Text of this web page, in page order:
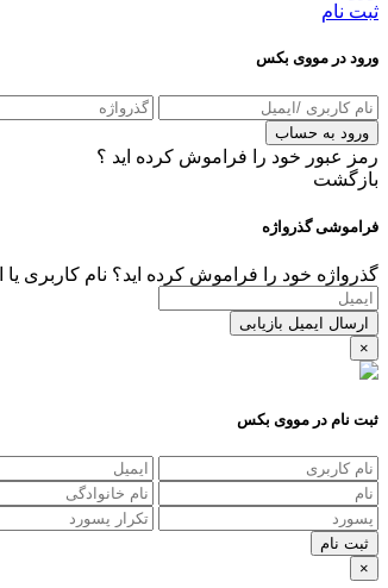
ثبت نام
ورود در مووی بکس
ورود به حساب
رمز عبور خود را فراموش کرده اید ؟
بازگشت
فراموشی گذرواژه
گذرواژه خود را فراموش کرده اید؟ نام کاربری
ارسال ایمیل بازیابی
×
ثبت نام در مووی بکس
×